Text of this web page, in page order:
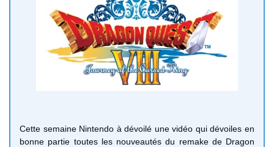
Cette semaine Nintendo à dévoilé une vidéo qui dévoiles en
bonne partie toutes les nouveautés du remake de Dragon